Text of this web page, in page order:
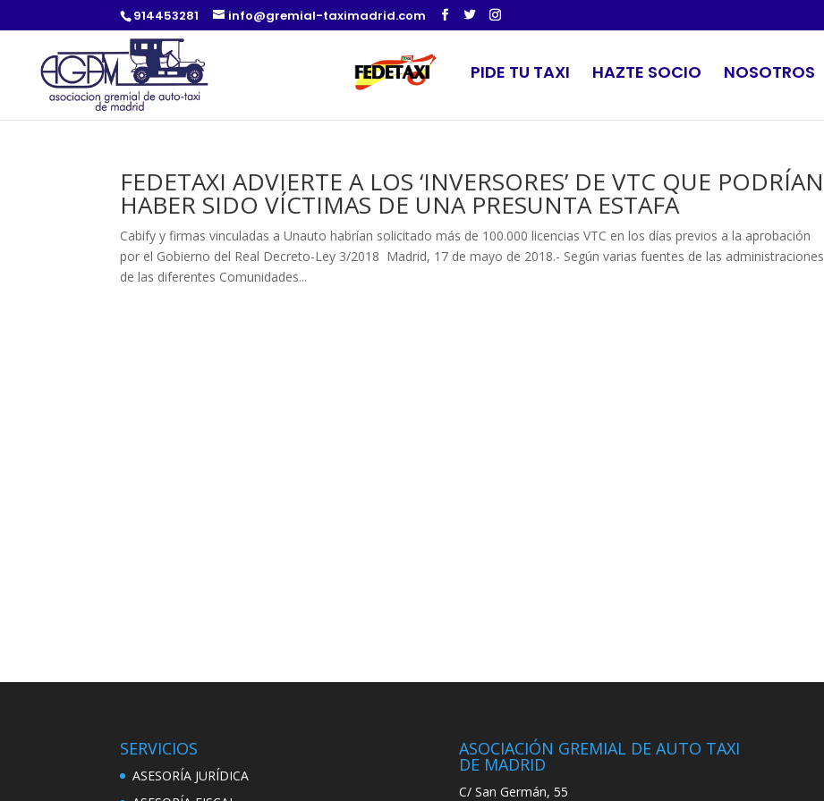
914453281 info@gremial-taximadrid.com
PIDE TU TAXI HAZTE SOCIO NOSOTROS
FEDETAXI ADVIERTE A LOS ‘INVERSORES’ DE VTC QUE PODRÍAN
HABER SIDO VÍCTIMAS DE UNA PRESUNTA ESTAFA
Cabify y firmas vinculadas a Unauto habrían solicitado más de 100.000 licencias VTC en los días previos a la aprobación
por el Gobierno del Real Decreto-Ley 3/2018 Madrid, 17 de mayo de 2018.- Según varias fuentes de las administraciones
de las diferentes Comunidades...
SERVICIOS
ASESORÍA JURÍDICA
ASOCIACIÓN GREMIAL DE AUTO TAXI
DE MADRID
C/ San Germán, 55